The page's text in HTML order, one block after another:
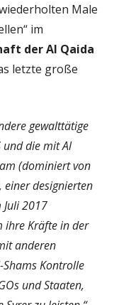
Male
im
der Al Qaida
letzte große
gewalttätige
und die mit Al
(dominiert von
einer designierten
2017
ihre Kräfte in der
anderen
Kontrolle
und Staaten,